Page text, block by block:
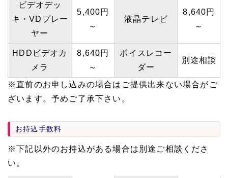
ビデオデッ
キ・VDプレー
ヤー
5,400円
～
液晶テレビ
8,640円
～
HDDビデオカ
メラ
8,640円
～
ボイスレコー
ダー
別途相談
※直前のお申し込みの場合はご提供出来ない場合がご
ざいます。予めご了承下さい。
お持込手数料
※下記以外のお持込がある場合は別途ご相談くださ
い。